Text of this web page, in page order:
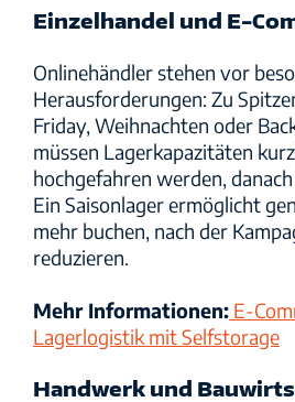
Einzelhandel und E-
Onlinehändler stehen vor
Herausforderungen: Zu
Friday, Weihnachten oder
müssen Lagerkapazitäten
hochgefahren werden,
Ein Saisonlager ermöglicht
mehr buchen, nach der
reduzieren.
Mehr Informationen: E-
Lagerlogistik mit Selfstorage
Handwerk und